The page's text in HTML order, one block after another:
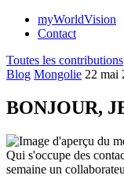
myWorldVision
Contact
Toutes les contributions
Blog Mongolie 22 mai
BONJOUR,
Qui s'occupe des
semaine un